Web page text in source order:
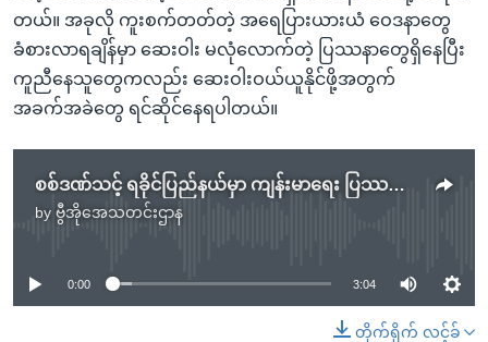
တယ်။ အခုလို ကူးစက်တတ်တဲ့ အရေပြားယားယံ ဝေဒနာတွေ
ခံစားလာရချိန်မှာ ဆေးဝါး မလုံလောက်တဲ့ ပြဿနာတွေရှိနေပြီး
ကူညီနေသူတွေကလည်း ဆေးဝါးဝယ်ယူနိုင်ဖို့အတွက်
အခက်အခဲတွေ ရင်ဆိုင်နေရပါတယ်။
စစ်ဒဏ်သင့် ရခိုင်ပြည်နယ်မှာ ကျန်းမာရေး ပြဿနာတွေနဲ့ကြုံ
by ဗွီအိုအေသတင်းဌာန
No media source currently available
0:00 3:04
တိုက်ရိုက် လင့်ခ်